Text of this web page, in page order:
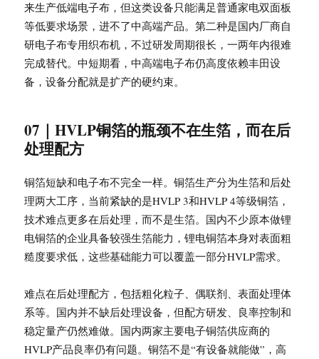
来生产低端电子布，但这类设备只能满足普通家电双面板
等低要求场景，进不了中高端产品。第二种是国内厂商自
研电子布专用织布机，不过研发周期很长，一两年内很难
完成替代。中短期看，中高端电子布仍高度依赖丰田设
备，设备分配就是扩产的硬约束。
07｜HVLP铜箔的瓶颈不在生箔，而在后
处理配方
铜箔短缺和电子布不完全一样。铜箔生产分为生箔和后处
理两大工序，当前紧缺的是HVLP 3和HVLP 4等级铜箔，
技术难点更多在后处理，而不是生箔。国内不少原本做锂
电铜箔的企业具备较强生箔能力，锂电铜箔本身对表面粗
糙度要求低，这些基础能力可以覆盖一部分HVLP需求。
难点在后处理配方，包括粗化粒子、偶联剂、表面处理体
系等。国内并不缺后处理设备，但配方研发、良率控制和
稳定量产仍然难做。国内两家主要电子铜箔供应商的
HVLP产品良率仍有问题。铜箔不是“有设备就能做”，高